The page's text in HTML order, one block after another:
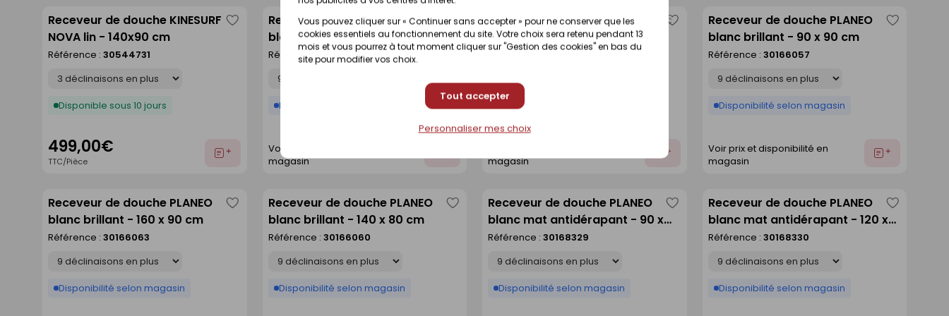
Vous pouvez cliquer sur « Continuer sans accepter » pour ne conserver que les
cookies essentiels au fonctionnement du site. Votre choix sera retenu pendant 13
mois et vous pourrez à tout moment cliquer sur "Gestion des cookies" en bas du
site pour modifier vos choix.
Tout accepter
Personnaliser mes choix
Receveur de douche KINESURF
NOVA lin - 140x90 cm
Référence : 30544731
Disponible sous 10 jours
499,00€
TTC/Pièce
Ajouter
Enregistrer
comme
Receveur de douche PLANEO
blanc mat antidérapant - 140 x
80 cm
Référence :30168332
Disponibilité selon magasin
Voir prix et disponibilité en
magasin
Enregistrer
comme
Receveur de douche IBIZA blanc
ardoise doux - 90 x 120 cm
Référence : 30360900
Disponible sur commande
magasin
Ajouter
Enregistrer
comme
Receveur de douche PLANEO
blanc brillant - 90 x 90 cm
Référence : 30166057
Disponibilité selon magasin
Voir prix et disponibilité en
magasin
Ajouter
Receveur de douche PLANEO
blanc brillant - 160 x 90 cm
Référence : 30166063
Disponibilité selon magasin
Enregistrer
comme
Receveur de douche PLANEO
blanc brillant - 140 x 80 cm
Référence : 30166060
Disponibilité selon magasin
Enregistrer
comme
Receveur de douche PLANEO
blanc mat antidérapant - 90 x
90 cm
Référence : 30168329
Disponibilité selon magasin
Enregistrer
comme
Receveur de douche PLANEO
blanc mat antidérapant - 120 x
80 cm
Référence : 30168330
Disponibilité selon magasin
comme